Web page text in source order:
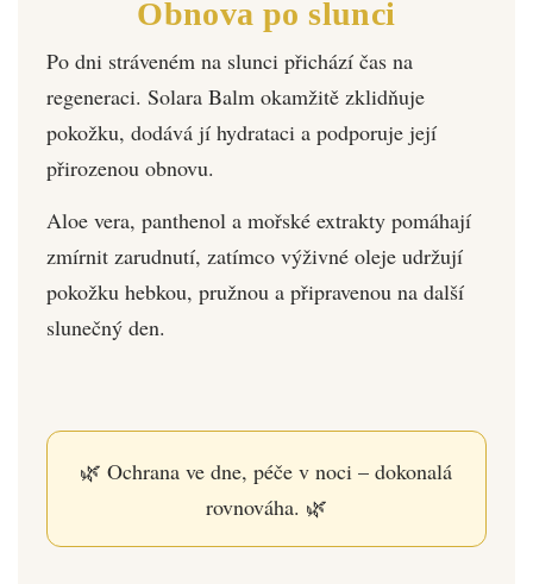
Obnova po slunci
Po dni stráveném na slunci přichází čas na
regeneraci. Solara Balm okamžitě zklidňuje
pokožku, dodává jí hydrataci a podporuje její
přirozenou obnovu.
Aloe vera, panthenol a mořské extrakty pomáhají
zmírnit zarudnutí, zatímco výživné oleje udržují
pokožku hebkou, pružnou a připravenou na další
slunečný den.
🌿 Ochrana ve dne, péče v noci – dokonalá
rovnováha. 🌿